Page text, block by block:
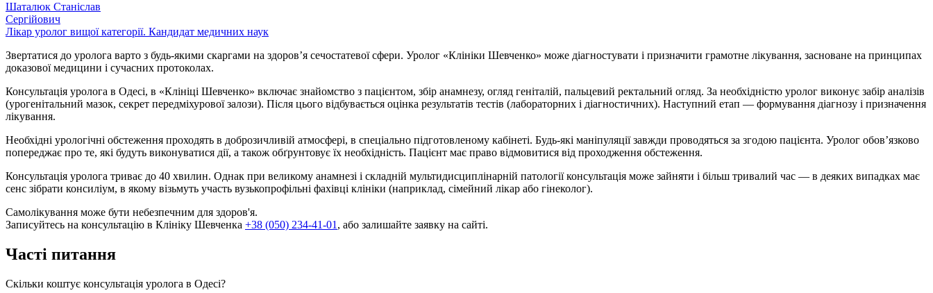
Шаталюк Станіслав
Сергійович
Лікар уролог вищої категорії. Кандидат медичних наук
Звертатися до уролога варто з будь-якими скаргами на здоров’я сечостатевої сфери. Уролог «Клініки Шевченко» може діагностувати і призначити грамотне лікування, засноване на принципах
доказової медицини і сучасних протоколах.
Консультація уролога в Одесі, в «Клініці Шевченко» включає знайомство з пацієнтом, збір анамнезу, огляд геніталій, пальцевий ректальний огляд. За необхідністю уролог виконує забір аналізів
(урогенітальний мазок, секрет передміхурової залози). Після цього відбувається оцінка результатів тестів (лабораторних і діагностичних). Наступний етап — формування діагнозу і призначення
лікування.
Необхідні урологічні обстеження проходять в доброзичливій атмосфері, в спеціально підготовленому кабінеті. Будь-які маніпуляції завжди проводяться за згодою пацієнта. Уролог обов’язково
попереджає про те, які будуть виконуватися дії, а також обґрунтовує їх необхідність. Пацієнт має право відмовитися від проходження обстеження.
Консультація уролога триває до 40 хвилин. Однак при великому анамнезі і складній мультидисциплінарній патології консультація може зайняти і більш тривалий час — в деяких випадках має
сенс зібрати консиліум, в якому візьмуть участь вузькопрофільні фахівці клініки (наприклад, сімейний лікар або гінеколог).
Самолікування може бути небезпечним для здоров'я.
Записуйтесь на консультацію в Клініку Шевченка +38 (050) 234-41-01 , або залишайте заявку на сайті.
Часті питання
Скільки коштує консультація уролога в Одесі?